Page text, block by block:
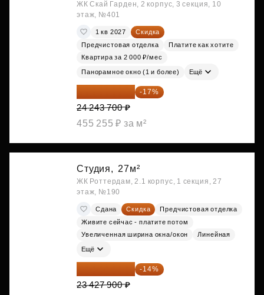
ЖК Скай Гарден, 2 корпус, 3 секция, 10
этаж, №401
1 кв 2027
Скидка
Предчистовая отделка
Платите как хотите
Квартира за 2 000 ₽/мес
Панорамное окно (1 и более) Ещё
20 122 271 ₽ -17%
24 243 700 ₽
455 255 ₽ за м²
Студия, 27м²
ЖК Роттердам, 2.1 корпус, 1 секция, 27
этаж, №190
Сдана Скидка
Предчистовая отделка
Живите сейчас - платите потом
Увеличенная ширина окна/окон
Линейная
Ещё
20 147 994 ₽ -14%
23 427 900 ₽